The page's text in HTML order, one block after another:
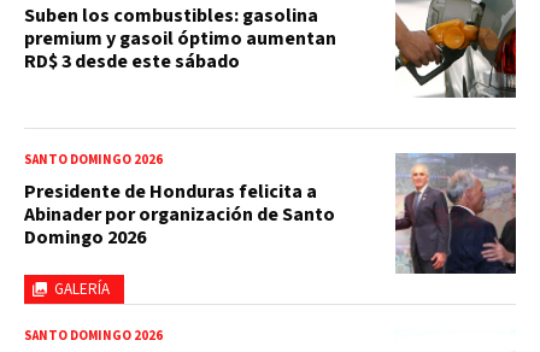
Suben los combustibles: gasolina
premium y gasoil óptimo aumentan
RD$ 3 desde este sábado
GALERÍA
SANTO DOMINGO 2026
Presidente de Honduras felicita a
Abinader por organización de Santo
Domingo 2026
SANTO DOMINGO 2026